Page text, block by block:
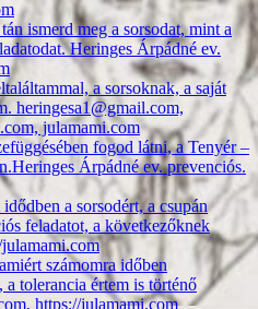
ismerd meg a sorsodat, mint a
Heringes Árpádné ev.
a sorsoknak, a saját
heringesa1@gmail.com,
julamami.com
fogod látni, a Tenyér –
Árpádné ev. prevenciós.
a sorsodért, a csupán
feladatot, a következőknek
számomra időben
tolerancia értem is történő
https://julamami.com